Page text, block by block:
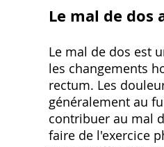
Le mal de dos
Le mal de dos est
les changements
rectum. Les
généralement au
contribuer au mal
faire de l'exercice